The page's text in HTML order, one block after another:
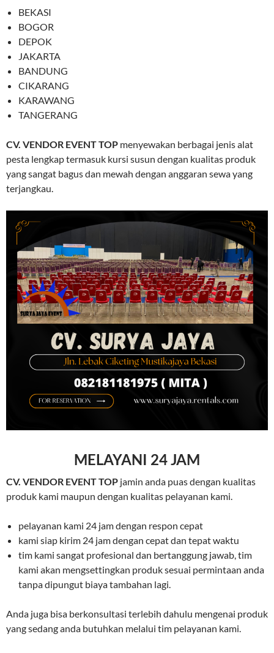
BEKASI
BOGOR
DEPOK
JAKARTA
BANDUNG
CIKARANG
KARAWANG
TANGERANG
CV. VENDOR EVENT TOP menyewakan berbagai jenis alat
pesta lengkap termasuk kursi susun dengan kualitas produk
yang sangat bagus dan mewah dengan anggaran sewa yang
terjangkau.
MELAYANI 24 JAM
CV. VENDOR EVENT TOP jamin anda puas dengan kualitas
produk kami maupun dengan kualitas pelayanan kami.
pelayanan kami 24 jam dengan respon cepat
kami siap kirim 24 jam dengan cepat dan tepat waktu
tim kami sangat profesional dan bertanggung jawab, tim
kami akan mengsettingkan produk sesuai permintaan anda
tanpa dipungut biaya tambahan lagi.
Anda juga bisa berkonsultasi terlebih dahulu mengenai produk
yang sedang anda butuhkan melalui tim pelayanan kami.